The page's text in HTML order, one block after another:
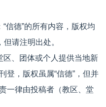
信德”的所有内容，版权均
但请注明出处。
、团体或个人提供当地新
登，版权虽属“信德”，但并
一律由投稿者（教区、堂